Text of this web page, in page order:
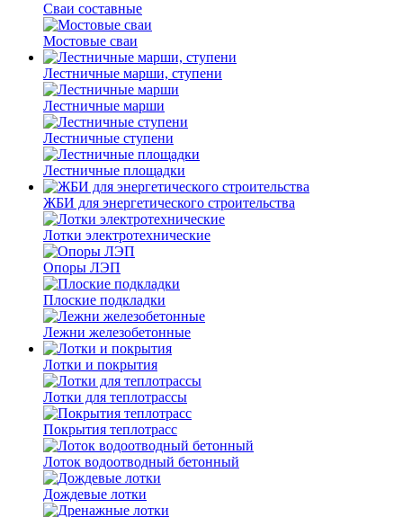
Сваи составные
Мостовые сваи
Лестничные марши, ступени
Лестничные марши
Лестничные ступени
Лестничные площадки
ЖБИ для энергетического строительства
Лотки электротехнические
Опоры ЛЭП
Плоские подкладки
Лежни железобетонные
Лотки и покрытия
Лотки для теплотрассы
Покрытия теплотрасс
Лоток водоотводный бетонный
Дождевые лотки